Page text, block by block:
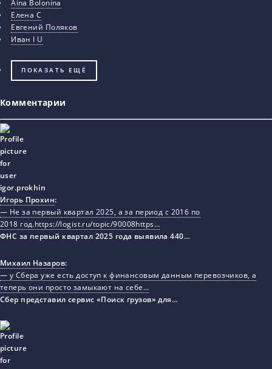
Aina Bolonina
Елена С
Евгений Поляков
Иван I U
ПОКАЗАТЬ ЕЩЁ
Комментарии
Игорь Прохин:
— Не за первый квартал 2025, а за период с 2016 по
2018 год.https://logist.ru/topic/90008https…
ФНС за первый квартал 2025 года выявила 440…
Михаил Назаров:
— у Сбера уже есть доступ к финансовым данным перевозчиков, а
теперь они просто замыкают на себе…
Сбер представил сервис «Поиск грузов» для…